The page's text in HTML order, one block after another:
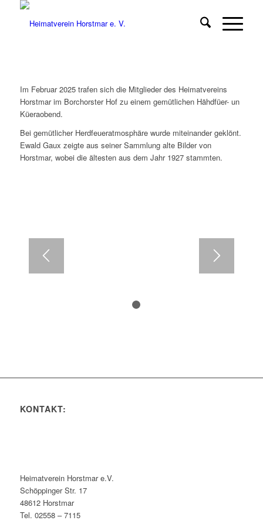
Im Februar 2025 trafen sich die Mitglieder des Heimatvereins
Horstmar im Borchorster Hof zu einem gemütlichen Hähdfüer- un
Küeraobend.
Bei gemütlicher Herdfeueratmosphäre wurde miteinander geklönt.
Ewald Gaux zeigte aus seiner Sammlung alte Bilder von
Horstmar, wobei die ältesten aus dem Jahr 1927 stammten.
KONTAKT:
Heimatverein Horstmar e.V.
Schöppinger Str. 17
48612 Horstmar
Tel. 02558 – 7115